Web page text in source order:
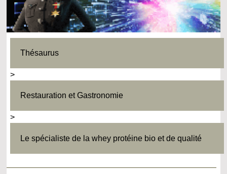
Thésaurus
>
Restauration et Gastronomie
>
Le spécialiste de la whey protéine bio et de qualité